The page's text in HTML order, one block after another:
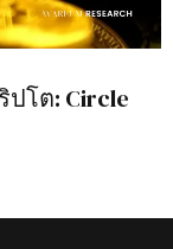
โต: Circle